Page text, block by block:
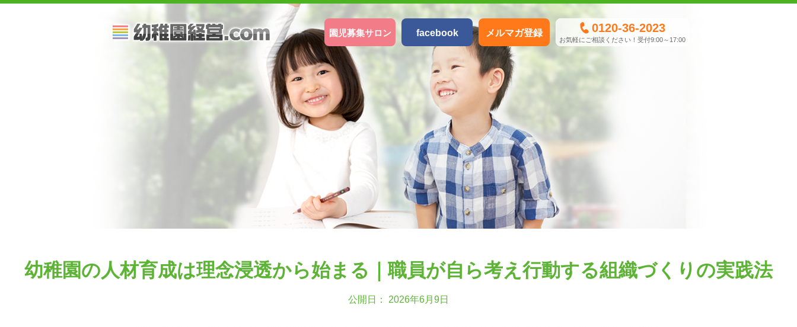
0120-36-2023
お気軽にご相談ください！受付9:00～17:00
メルマガ登録
facebook
園児募集サロン
幼稚園の人材育成は理念浸透から始まる｜職員が自ら考え行動する組織づくりの実践法
公開日： 2026年6月9日